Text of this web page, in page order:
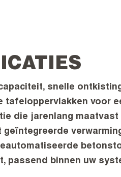
snelle
tafeloppervlakken voor
die jarenlang
passend binnen uw